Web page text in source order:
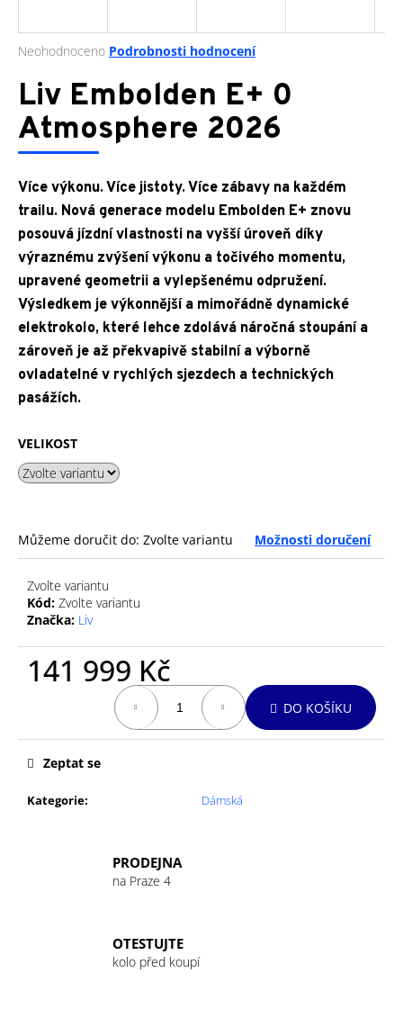
Průměrné
produktu
je
0,0
z
5
Neohodnoceno Podrobnosti hodnocení
Liv Embolden E+ 0
Atmosphere 2026
Více výkonu. Více jistoty. Více zábavy na každém
trailu. Nová generace modelu Embolden E+ znovu
posouvá jízdní vlastnosti na vyšší úroveň díky
výraznému zvýšení výkonu a točivého momentu,
upravené geometrii a vylepšenému odpružení.
Výsledkem je výkonnější a mimořádně dynamické
elektrokolo, které lehce zdolává náročná stoupání a
zároveň je až překvapivě stabilní a výborně
ovladatelné v rychlých sjezdech a technických
pasážích.
VELIKOST
Můžeme doručit do: Zvolte variantu Možnosti doručení
Zvolte variantu
Kód: Zvolte variantu
Značka: Liv
141 999 Kč
DO KOŠÍKU
Kategorie: Dámská
Zeptat se
PRODEJNA
na Praze 4
OTESTUJTE
kolo před koupí
j
t
?
HLEDAT
D
o
p
o
r
č
j
e
m
EFFETTO
SHELTER
ROLL
ROAD
ŠÍŘE
54MM/06MM